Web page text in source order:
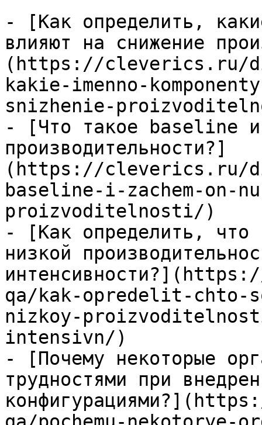
- [Как определить,
влияют на снижение
(https://cleverics.ru/
kakie-imenno-
snizhenie-
- [Что такое baseline и
производительности?]
(https://cleverics.ru/
baseline-i-zachem-on-
proizvoditelnosti/)
- [Как определить, что
низкой
qa/kak-opredelit-chto-
nizkoy-
intensivn/)
- [Почему некоторые
трудностями при